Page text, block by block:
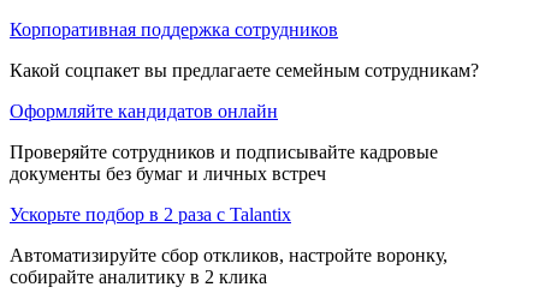
Корпоративная поддержка сотрудников
Какой соцпакет вы предлагаете семейным сотрудникам?
Оформляйте кандидатов онлайн
Проверяйте сотрудников и подписывайте кадровые
документы без бумаг и личных встреч
Ускорьте подбор в 2 раза с Talantix
Автоматизируйте сбор откликов, настройте воронку,
собирайте аналитику в 2 клика